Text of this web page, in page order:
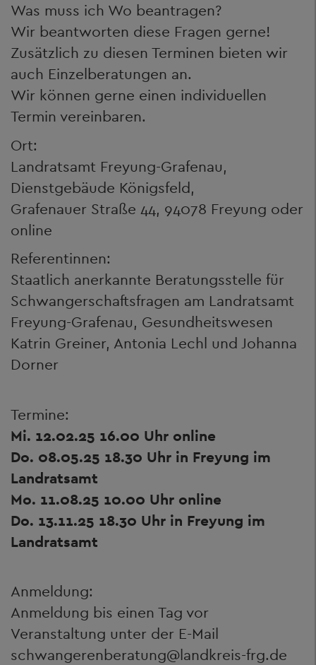
Was muss ich Wo beantragen?
Wir beantworten diese Fragen gerne!
Zusätzlich zu diesen Terminen bieten wir
auch Einzelberatungen an.
Wir können gerne einen individuellen
Termin vereinbaren.
Ort:
Landratsamt Freyung-Grafenau,
Dienstgebäude Königsfeld,
Grafenauer Straße 44, 94078 Freyung oder
online
Referentinnen:
Staatlich anerkannte Beratungsstelle für
Schwangerschaftsfragen am Landratsamt
Freyung-Grafenau, Gesundheitswesen
Katrin Greiner, Antonia Lechl und Johanna
Dorner
Termine:
Mi. 12.02.25 16.00 Uhr online
Do. 08.05.25 18.30 Uhr in Freyung im
Landratsamt
Mo. 11.08.25 10.00 Uhr online
Do. 13.11.25 18.30 Uhr in Freyung im
Landratsamt
Anmeldung:
Anmeldung bis einen Tag vor
Veranstaltung unter der E-Mail
schwangerenberatung@landkreis-frg.de